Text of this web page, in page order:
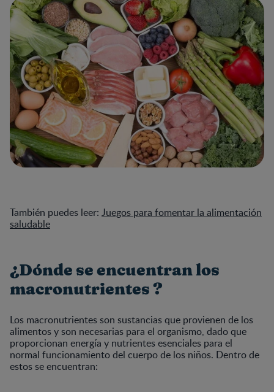
También puedes leer: Juegos para fomentar la alimentación
saludable
¿Dónde se encuentran los
macronutrientes ?
Los macronutrientes son sustancias que provienen de los
alimentos y son necesarias para el organismo, dado que
proporcionan energía y nutrientes esenciales para el
normal funcionamiento del cuerpo de los niños. Dentro de
estos se encuentran: